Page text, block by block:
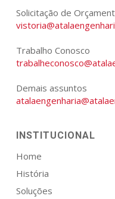
Solicitação de
Trabalho Conosco
Demais assuntos
INSTITUCIONAL
Home
História
Soluções